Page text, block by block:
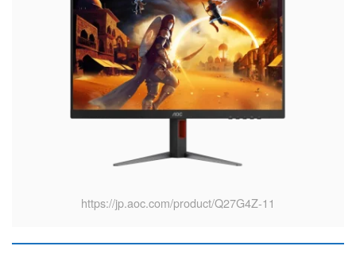
https://jp.aoc.com/product/Q27G4Z-11